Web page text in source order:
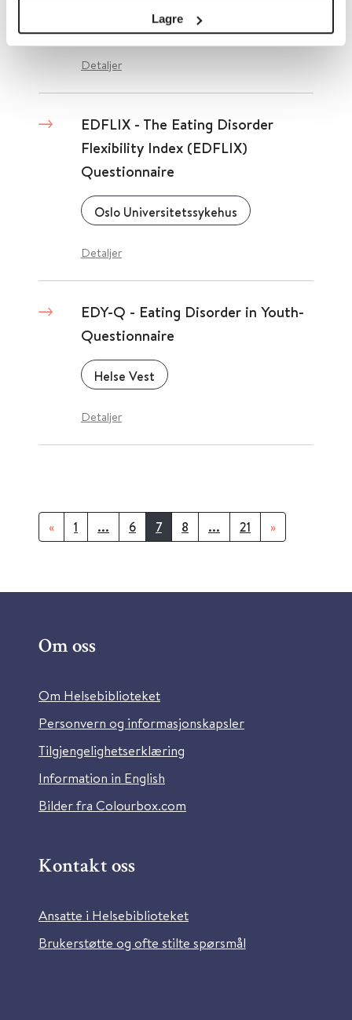
Lagre
Oslo nye høyskole
Detaljer
EDFLIX - The Eating Disorder
Flexibility Index (EDFLIX)
Questionnaire
Oslo Universitetssykehus
Detaljer
EDY-Q - Eating Disorder in Youth-
Questionnaire
Helse Vest
Detaljer
« 1 ... 6 7 8 ... 21 »
Om oss
Om Helsebiblioteket
Personvern og informasjonskapsler
Tilgjengelighetserklæring
Information in English
Bilder fra Colourbox.com
Kontakt oss
Ansatte i Helsebiblioteket
Brukerstøtte og ofte stilte spørsmål